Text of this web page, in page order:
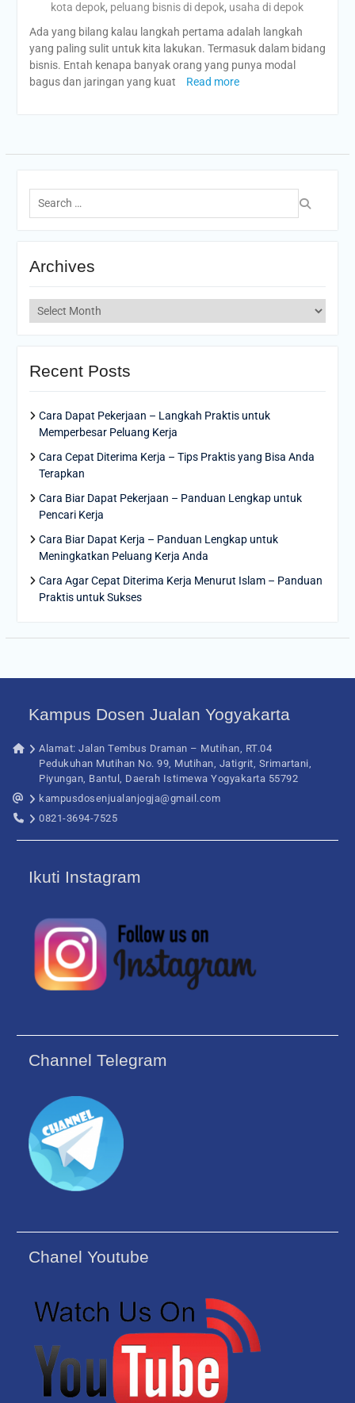
kota depok, peluang bisnis di depok, usaha di depok
Ada yang bilang kalau langkah pertama adalah langkah
yang paling sulit untuk kita lakukan. Termasuk dalam bidang
bisnis. Entah kenapa banyak orang yang punya modal
bagus dan jaringan yang kuat
Read more
Search
for:
Archives
Archives
Recent Posts
Cara Dapat Pekerjaan – Langkah Praktis untuk
Memperbesar Peluang Kerja
Cara Cepat Diterima Kerja – Tips Praktis yang Bisa Anda
Terapkan
Cara Biar Dapat Pekerjaan – Panduan Lengkap untuk
Pencari Kerja
Cara Biar Dapat Kerja – Panduan Lengkap untuk
Meningkatkan Peluang Kerja Anda
Cara Agar Cepat Diterima Kerja Menurut Islam – Panduan
Praktis untuk Sukses
Kampus Dosen Jualan Yogyakarta
Alamat: Jalan Tembus Draman – Mutihan, RT.04
Pedukuhan Mutihan No. 99, Mutihan, Jatigrit, Srimartani,
Piyungan, Bantul, Daerah Istimewa Yogyakarta 55792
kampusdosenjualanjogja@gmail.com
0821-3694-7525
Ikuti Instagram
Channel Telegram
Chanel Youtube